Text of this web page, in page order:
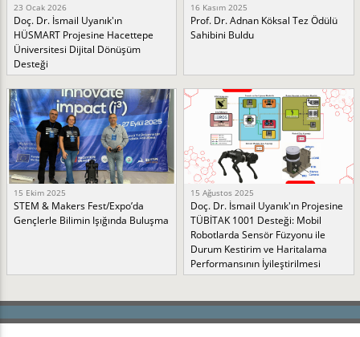
23 Ocak 2026
Doç. Dr. İsmail Uyanık'ın
HÜSMART Projesine Hacettepe
Üniversitesi Dijital Dönüşüm
Desteği
16 Kasım 2025
Prof. Dr. Adnan Köksal Tez Ödülü
Sahibini Buldu
15 Ekim 2025
STEM & Makers Fest/Expo’da
Gençlerle Bilimin Işığında Buluşma
15 Ağustos 2025
Doç. Dr. İsmail Uyanık'ın Projesine
TÜBİTAK 1001 Desteği: Mobil
Robotlarda Sensör Füzyonu ile
Durum Kestirim ve Haritalama
Performansının İyileştirilmesi